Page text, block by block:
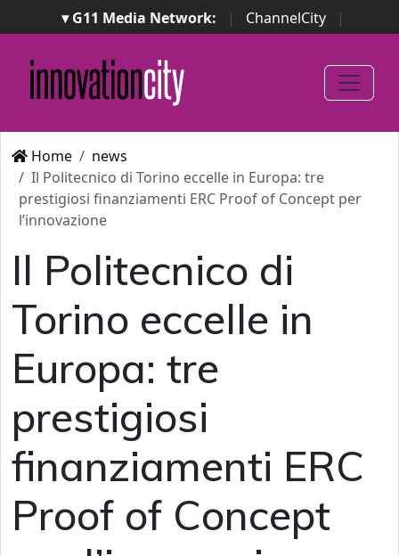
▾ G11 Media Network: | ChannelCity
|
ImpresaCity | SecurityOpenLab | Italian Channel
Awards
Italian Project Awards
Italian Security
Awards
Home
news
Il Politecnico di Torino eccelle in Europa: tre
prestigiosi finanziamenti ERC Proof of Concept per
l’innovazione
Il Politecnico di
Torino eccelle in
Europa: tre
prestigiosi
finanziamenti ERC
Proof of Concept